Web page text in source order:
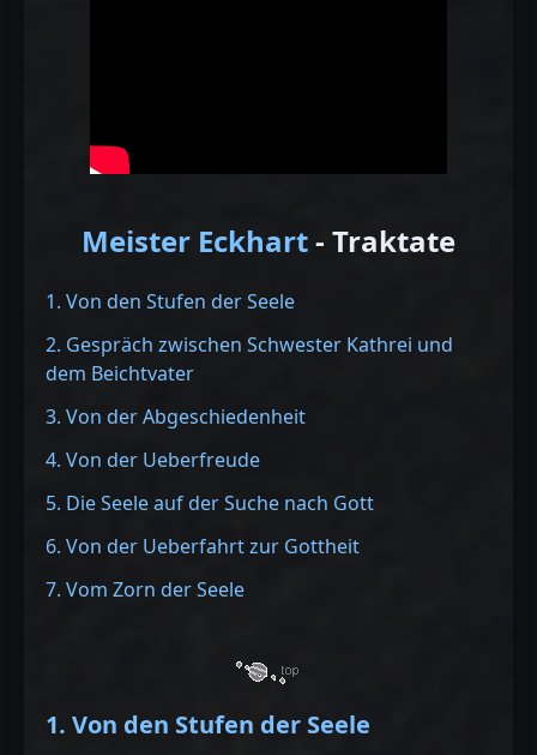
Meister Eckhart- Traktate
1. Von den Stufen der Seele
2. Gespräch zwischen Schwester Kathrei und
dem Beichtvater
3. Von der Abgeschiedenheit
4. Von der Ueberfreude
5. Die Seele auf der Suche nach Gott
6. Von der Ueberfahrt zur Gottheit
7. Vom Zorn der Seele
1. Von den Stufen der Seele